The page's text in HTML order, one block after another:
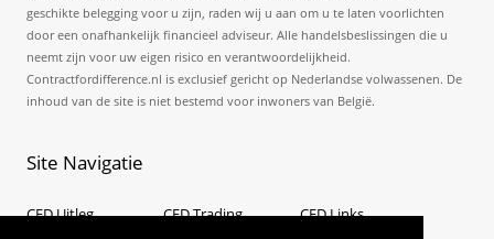
geschikte belegging voor u zijn, raden wij u aan om u te laten voorlichten
door een onafhankelijk financieel adviseur. Alle handelsbeslissingen die u
neemt zijn voor uw eigen risico en verantwoordelijkheid.
Contractfordifference.nl is exclusief gericht op Nederlandse volwassenen. De
inhoud van de site is niet bestemd voor inwoners van België.
Site Navigatie
CFD Uitleg CFD Trading CFD Links